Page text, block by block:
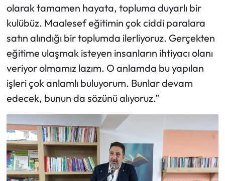
olarak tamamen hayata, topluma duyarlı bir
kulübüz. Maalesef eğitimin çok ciddi paralara
satın alındığı bir toplumda ilerliyoruz. Gerçekten
eğitime ulaşmak isteyen insanların ihtiyacı olanı
veriyor olmamız lazım. O anlamda bu yapılan
işleri çok anlamlı buluyorum. Bunlar devam
edecek, bunun da sözünü alıyoruz.”